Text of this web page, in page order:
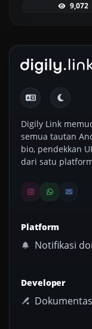
9,072
Digily Link
semua tautan
bio, pendekkan
dari satu
Platform
Notifikasi
Developer